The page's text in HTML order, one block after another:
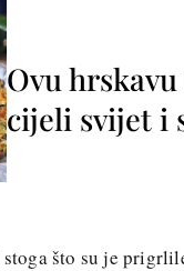
Ovu
cijeli svijet i
što su je